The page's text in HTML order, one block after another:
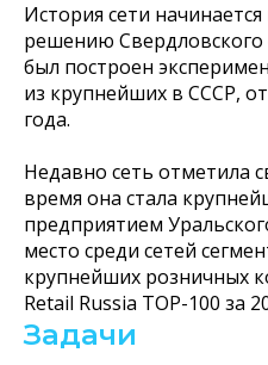
История сети
решению Свердловского
был построен
из крупнейших в СССР,
года.
Недавно сеть отметила
время она стала
предприятием
место среди сетей
крупнейших розничных
Retail Russia TOP-100 за
Задачи